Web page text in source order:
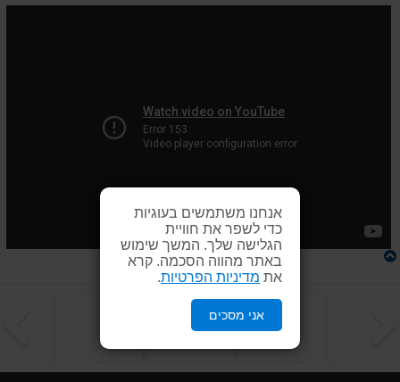
אנחנו משתמשים בעוגיות
כדי לשפר את חוויית
הגלישה שלך. המשך שימוש
באתר מהווה הסכמה. קרא
את מדיניות הפרטיות
אני מסכיםהקודם